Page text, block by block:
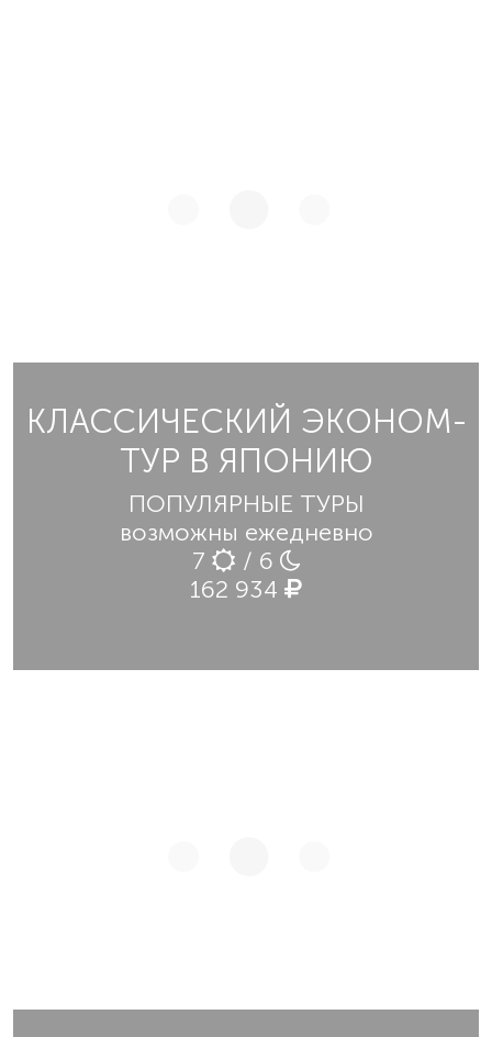
КЛАССИЧЕСКИЙ ЭКОНОМ-
ТУР В ЯПОНИЮ
ПОПУЛЯРНЫЕ ТУРЫ
возможны ежедневно
7
/ 6
162 934